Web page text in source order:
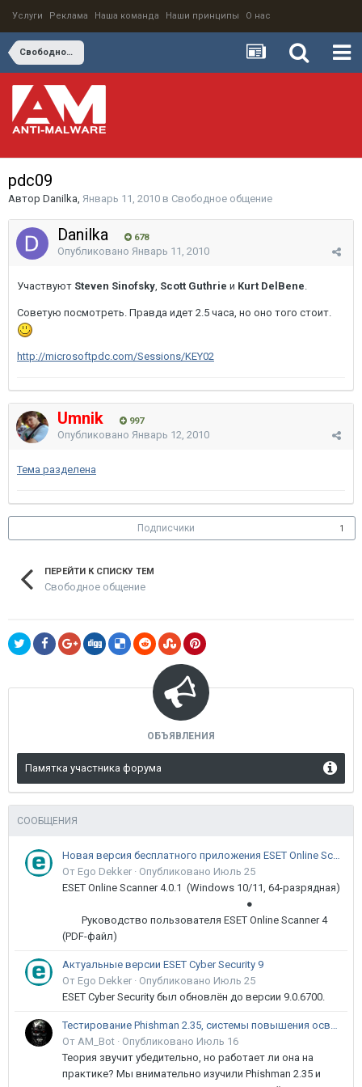
Услуги Реклама Наша команда Наши принципы О нас
Свободное общение
pdc09
Автор Danilka, Январь 11, 2010 в Свободное общение
Danilka 678
Опубликовано Январь 11, 2010
Участвуют Steven Sinofsky, Scott Guthrie и Kurt DelBene.
Советую посмотреть. Правда идет 2.5 часа, но оно того стоит.
http://microsoftpdc.com/Sessions/KEY02
Umnik 997
Опубликовано Январь 12, 2010
Тема разделена
Подписчики 1
ПЕРЕЙТИ К СПИСКУ ТЕМ
Свободное общение
ОБЪЯВЛЕНИЯ
Памятка участника форума
СООБЩЕНИЯ
Новая версия бесплатного приложения ESET Online Scanner доступна пользователям
От Ego Dekker · Опубликовано Июль 25
ESET Online Scanner 4.0.1 (Windows 10/11, 64-разрядная)
●
Руководство пользователя ESET Online Scanner 4
(PDF-файл)
Актуальные версии ESET Cyber Security 9
От Ego Dekker · Опубликовано Июль 25
ESET Cyber Security был обновлён до версии 9.0.6700.
Тестирование Phishman 2.35, системы повышения осведомлённости пользователей в сфере ИБ
От AM_Bot · Опубликовано Июль 16
Теория звучит убедительно, но работает ли она на
практике? Мы внимательно изучили Phishman 2.35 и